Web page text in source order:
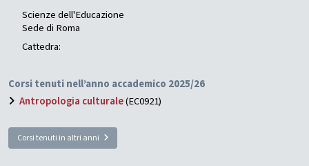
Scienze dell'Educazione
Sede di Roma
Cattedra:
Corsi tenuti nell’anno accademico 2025/26
Antropologia culturale(EC0921)
Corsi tenuti in altri anni